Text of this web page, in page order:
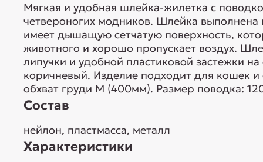
Мягкая и удобная шлейка-жилетка с
четвероногих модников. Шлейка выполнена
имеет дышащую сетчатую поверхность,
животного и хорошо пропускает воздух.
липучки и удобной пластиковой застежки
коричневый. Изделие подходит для кошек
обхват груди M (400мм). Размер поводка:
Состав
нейлон, пластмасса, металл
Характеристики